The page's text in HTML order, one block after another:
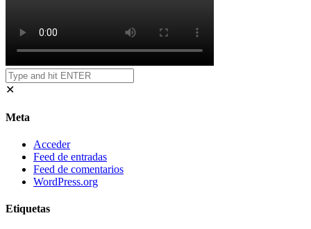
✕
Meta
Acceder
Feed de entradas
Feed de comentarios
WordPress.org
Etiquetas